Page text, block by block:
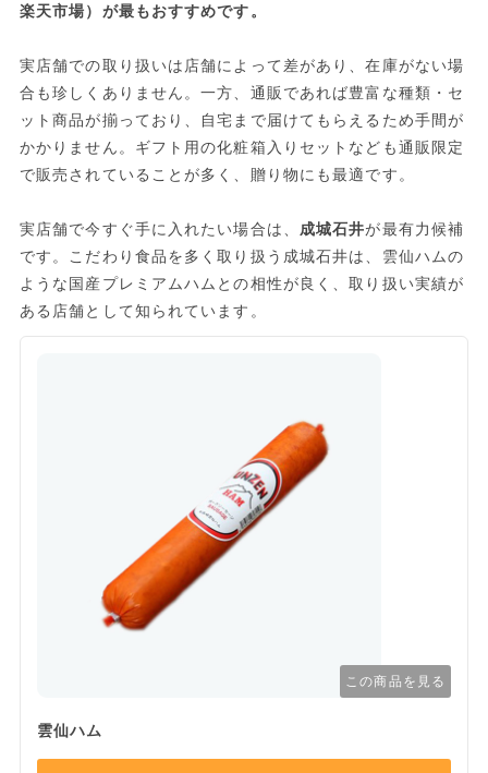
楽天市場）が最もおすすめです。
実店舗での取り扱いは店舗によって差があり、在庫がない場
合も珍しくありません。一方、通販であれば豊富な種類・セ
ット商品が揃っており、自宅まで届けてもらえるため手間が
かかりません。ギフト用の化粧箱入りセットなども通販限定
で販売されていることが多く、贈り物にも最適です。
実店舗で今すぐ手に入れたい場合は、 成城石井が最有力候補
です。こだわり食品を多く取り扱う成城石井は、雲仙ハムの
ような国産プレミアムハムとの相性が良く、取り扱い実績が
ある店舗として知られています。
この商品を見る
雲仙ハム